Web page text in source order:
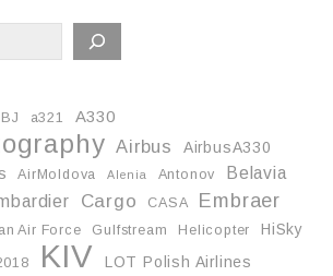
a321 A330
Airbus
AirbusA330
AirMoldova Alenia Antonov Belavia
Cargo CASA Embraer
Air Force Gulfstream Helicopter HiSky
KIV
LOT Polish Airlines